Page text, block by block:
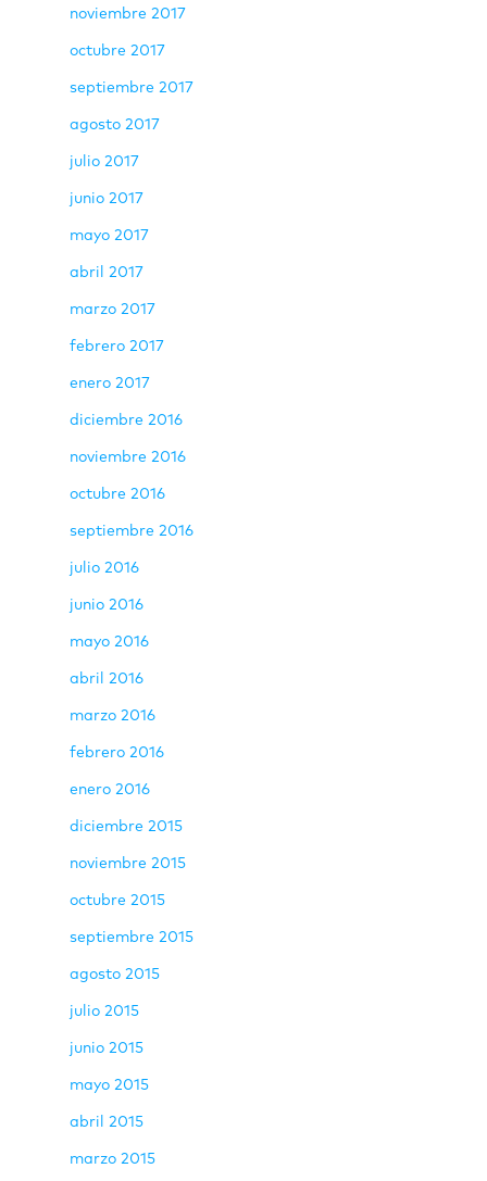
noviembre 2017
octubre 2017
septiembre 2017
agosto 2017
julio 2017
junio 2017
mayo 2017
abril 2017
marzo 2017
febrero 2017
enero 2017
diciembre 2016
noviembre 2016
octubre 2016
septiembre 2016
julio 2016
junio 2016
mayo 2016
abril 2016
marzo 2016
febrero 2016
enero 2016
diciembre 2015
noviembre 2015
octubre 2015
septiembre 2015
agosto 2015
julio 2015
junio 2015
mayo 2015
abril 2015
marzo 2015